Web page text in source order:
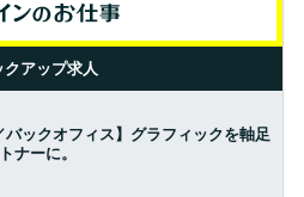
クアップ求人
バックオフィス】グラフィックを軸足
ナーに。